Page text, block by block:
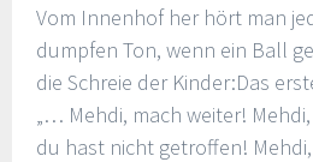
Vom Innenhof her hört man
dumpfen Ton, wenn ein Ball
die Schreie der Kinder:Das
„… Mehdi, mach weiter!
du hast nicht getroffen!